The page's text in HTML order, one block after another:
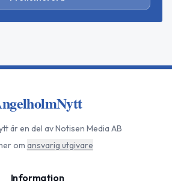
är en del av Notisen Media AB
om ansvarig utgivare
Information